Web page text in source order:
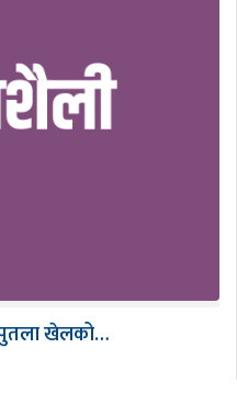
पुतला खेलको…